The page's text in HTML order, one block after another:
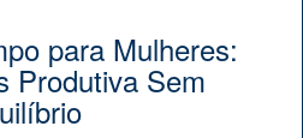
para Mulheres:
Produtiva Sem